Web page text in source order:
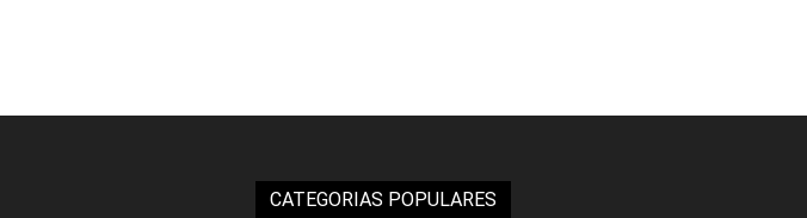
CATEGORIAS POPULARES